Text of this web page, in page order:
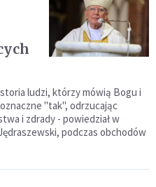
ludzi, którzy mówią Bogu i
"tak", odrzucając
i zdrady - powiedział w
podczas obchodów